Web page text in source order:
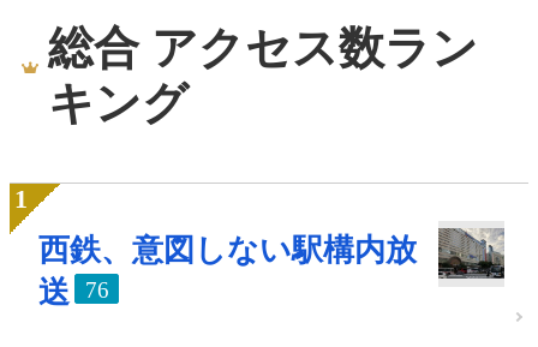
総合 アクセス数ラン
キング
西鉄、意図しない駅構内放
送
76